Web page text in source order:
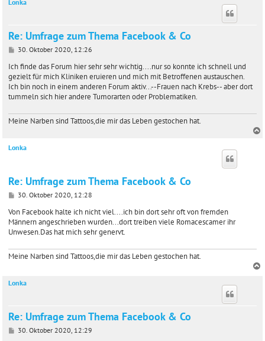
Lonka
Re: Umfrage zum Thema Facebook & Co
B
i
t
r
a
g
30. Oktober 2020, 12:26
Ich finde das Forum hier sehr sehr wichtig....nur so konnte ich schnell und
gezielt für mich Kliniken eruieren und mich mit Betroffenen austauschen.
Ich bin noch in einem anderen Forum aktiv...--Frauen nach Krebs-- aber dort
tummeln sich hier andere Tumorarten oder Problematiken.
Meine Narben sind Tattoos,die mir das Leben gestochen hat.
Lonka
Re: Umfrage zum Thema Facebook & Co
B
i
t
r
a
30. Oktober 2020, 12:28
Von Facebook halte ich nicht viel....ich bin dort sehr oft von fremden
Männern angeschrieben wurden...dort treiben viele Romacescamer ihr
Unwesen.Das hat mich sehr genervt.
Meine Narben sind Tattoos,die mir das Leben gestochen hat.
Lonka
Re: Umfrage zum Thema Facebook & Co
B30. Oktober 2020, 12:29